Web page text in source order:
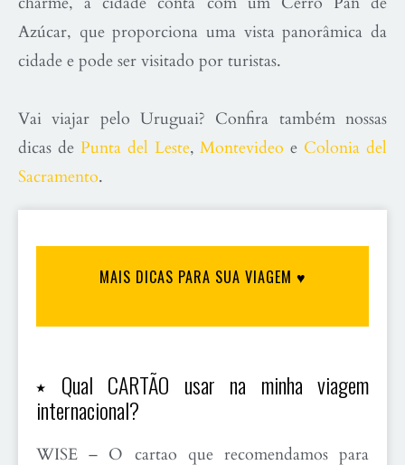
Azúcar, que proporciona uma vista panorâmica da
cidade e pode ser visitado por turistas.
Vai viajar pelo Uruguai? Confira também nossas
dicas de Punta del Leste,Montevideo e Colonia del
Sacramento.
MAIS DICAS PARA SUA VIAGEM ♥
⭑ Qual CARTÃO usar na minha viagem
internacional?
WISE – O cartao que recomendamos para